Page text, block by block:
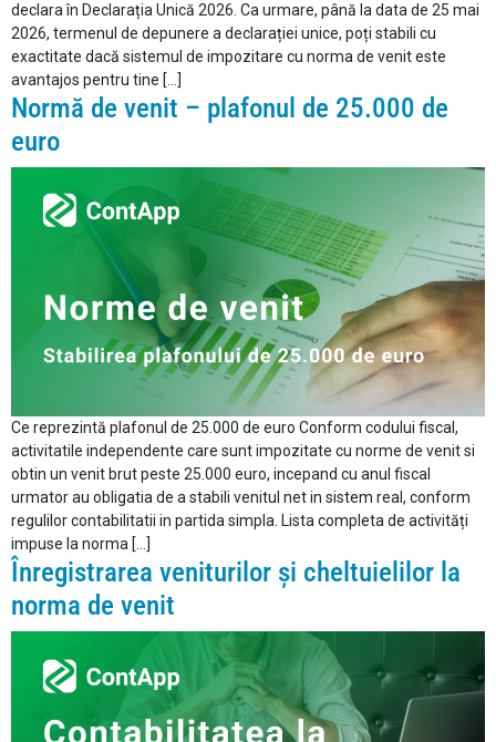
declara în Declarația Unică 2026. Ca urmare, până la data de 25 mai
2026, termenul de depunere a declarației unice, poți stabili cu
exactitate dacă sistemul de impozitare cu norma de venit este
avantajos pentru tine […]
Normă de venit – plafonul de 25.000 de
euro
Ce reprezintă plafonul de 25.000 de euro Conform codului fiscal,
activitatile independente care sunt impozitate cu norme de venit si
obtin un venit brut peste 25.000 euro, incepand cu anul fiscal
urmator au obligatia de a stabili venitul net in sistem real, conform
regulilor contabilitatii in partida simpla. Lista completa de activități
impuse la norma […]
Înregistrarea veniturilor și cheltuielilor la
norma de venit